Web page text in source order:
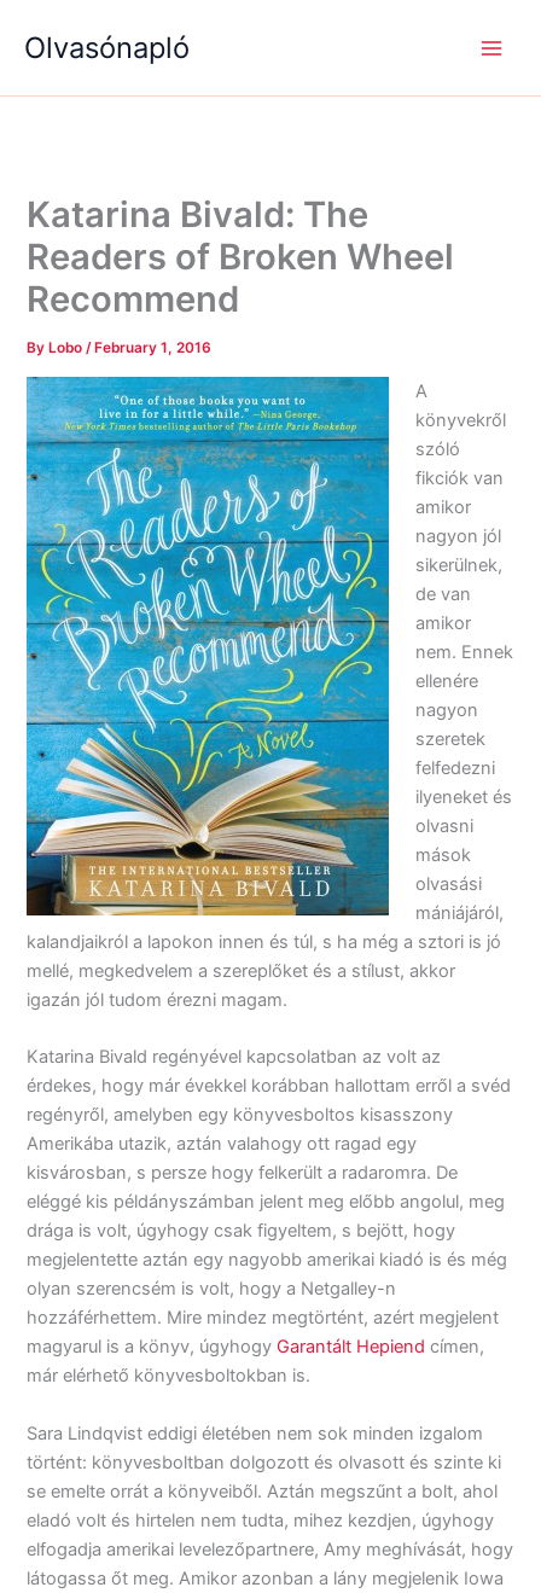
Olvasónapló
Katarina Bivald: The
Readers of Broken Wheel
Recommend
By Lobo/ February 1, 2016
A
könyvekről
szóló
fikciók van
amikor
nagyon jól
sikerülnek,
de van
amikor
nem. Ennek
ellenére
nagyon
szeretek
felfedezni
ilyeneket és
olvasni
mások
olvasási
mániájáról,
kalandjaikról a lapokon innen és túl, s ha még a sztori is jó
mellé, megkedvelem a szereplőket és a stílust, akkor
igazán jól tudom érezni magam.
Katarina Bivald regényével kapcsolatban az volt az
érdekes, hogy már évekkel korábban hallottam erről a svéd
regényről, amelyben egy könyvesboltos kisasszony
Amerikába utazik, aztán valahogy ott ragad egy
kisvárosban, s persze hogy felkerült a radaromra. De
eléggé kis példányszámban jelent meg előbb angolul, meg
drága is volt, úgyhogy csak figyeltem, s bejött, hogy
megjelentette aztán egy nagyobb amerikai kiadó is és még
olyan szerencsém is volt, hogy a Netgalley-n
hozzáférhettem. Mire mindez megtörtént, azért megjelent
magyarul is a könyv, úgyhogy Garantált Hepiend címen,
már elérhető könyvesboltokban is.
Sara Lindqvist eddigi életében nem sok minden izgalom
történt: könyvesboltban dolgozott és olvasott és szinte ki
se emelte orrát a könyveiből. Aztán megszűnt a bolt, ahol
eladó volt és hirtelen nem tudta, mihez kezdjen, úgyhogy
elfogadja amerikai levelezőpartnere, Amy meghívását, hogy
látogassa őt meg. Amikor azonban a lány megjelenik Iowa
e
a
é
g
k
é
g
k